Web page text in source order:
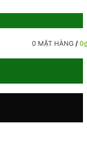
0 MẶT HÀNG /0